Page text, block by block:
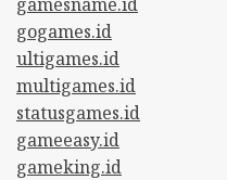
gogames.id
ultigames.id
multigames.id
statusgames.id
gameeasy.id
gameking.id